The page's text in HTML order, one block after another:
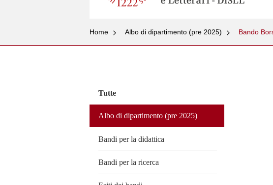
Home Albo di dipartimento (pre 2025)
Tutte
Albo di dipartimento (pre 2025)
Bandi per la didattica
Bandi per la ricerca